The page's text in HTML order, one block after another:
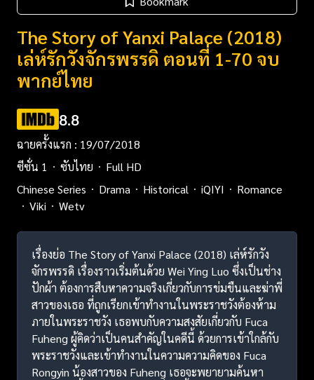
The Story of Yanxi Palace (2018)
เล่ห์รักวังจักรพรรดิ ตอนที่ 1-70 จบ
พากย์ไทย
8.8
ฉายครั้งแรก : 19/07/2018
ซีซั่น 1
ซับไทย
Full HD
Chinese Series
Drama Historical iQIYI
Romance
Viki
Wetv
เรื่องย่อ The Story of Yanxi Palace (2018) เล่ห์รักวัง
จักรพรรดิ เรื่องราวเริ่มต้นด้วย Wei Ying Luo ซึ่งเป็นช่าง
ปักผ้า ต้องการสืบหาความจริงเกี่ยวกับการข่มขืนและฆ่าพี่
สาวของเธอ ที่ถูกเรียกเข้าทำงานในพระราชวังต้องห้าม
ภายในพระราชวัง เธอพบกับความสงสัยเกี่ยวกับ Fuca
Fuheng ผู้คิดว่าเป็นคนสำคัญในคดีนี้ ด้วยการเข้าใกล้กับ
พระราชวังและเข้าทำงานในความความคิดของ Fuca
Rongyin น้องสาวของ Fuheng เธอจะพยายามค้นหา